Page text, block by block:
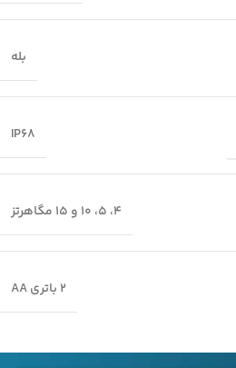
بله
IP68
4، 5، 10 و 15 مگاهرتز
2 باتری AA